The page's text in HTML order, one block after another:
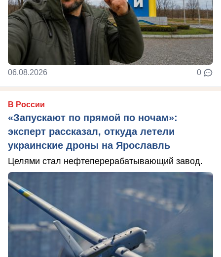
06.08.2026 0
В России
«Запускают по прямой по ночам»:
эксперт рассказал, откуда летели
украинские дроны на Ярославль
Целями стал нефтеперерабатывающий завод.